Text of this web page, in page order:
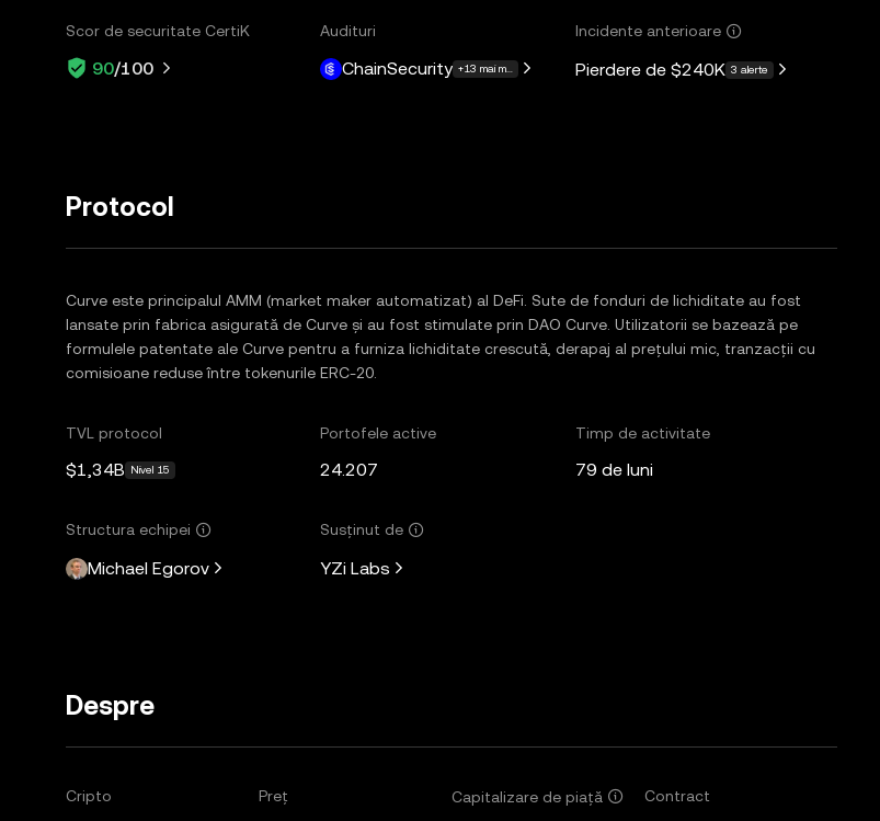
Scor de securitate CertiK
90/100
Audituri
ChainSecurity +13 mai multe
Incidente anterioare
Pierdere de $240K 3 alerte
Protocol
Curve este principalul AMM (market maker automatizat) al DeFi. Sute de fonduri de lichiditate au fost
lansate prin fabrica asigurată de Curve și au fost stimulate prin DAO Curve. Utilizatorii se bazează pe
formulele patentate ale Curve pentru a furniza lichiditate crescută, derapaj al prețului mic, tranzacții cu
comisioane reduse între tokenurile ERC-20.
TVL protocol
$1,34B Nivel 15
Portofele active
24.207
Timp de activitate
79 de luni
Structura echipei
Michael Egorov
Susținut de
YZi Labs
Despre
Cripto Preț Capitalizare de piață Contract